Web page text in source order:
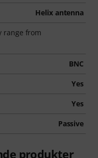
Helix antenna
range from
BNC
Yes
Yes
Passive
produkter